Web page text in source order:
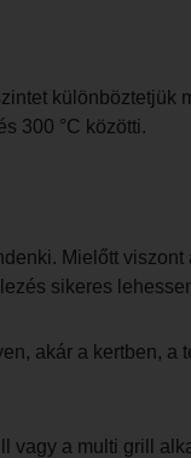
különböztetjük
300 °C közötti.
Mielőtt
sikeres
akár a kertben,
a multi grill